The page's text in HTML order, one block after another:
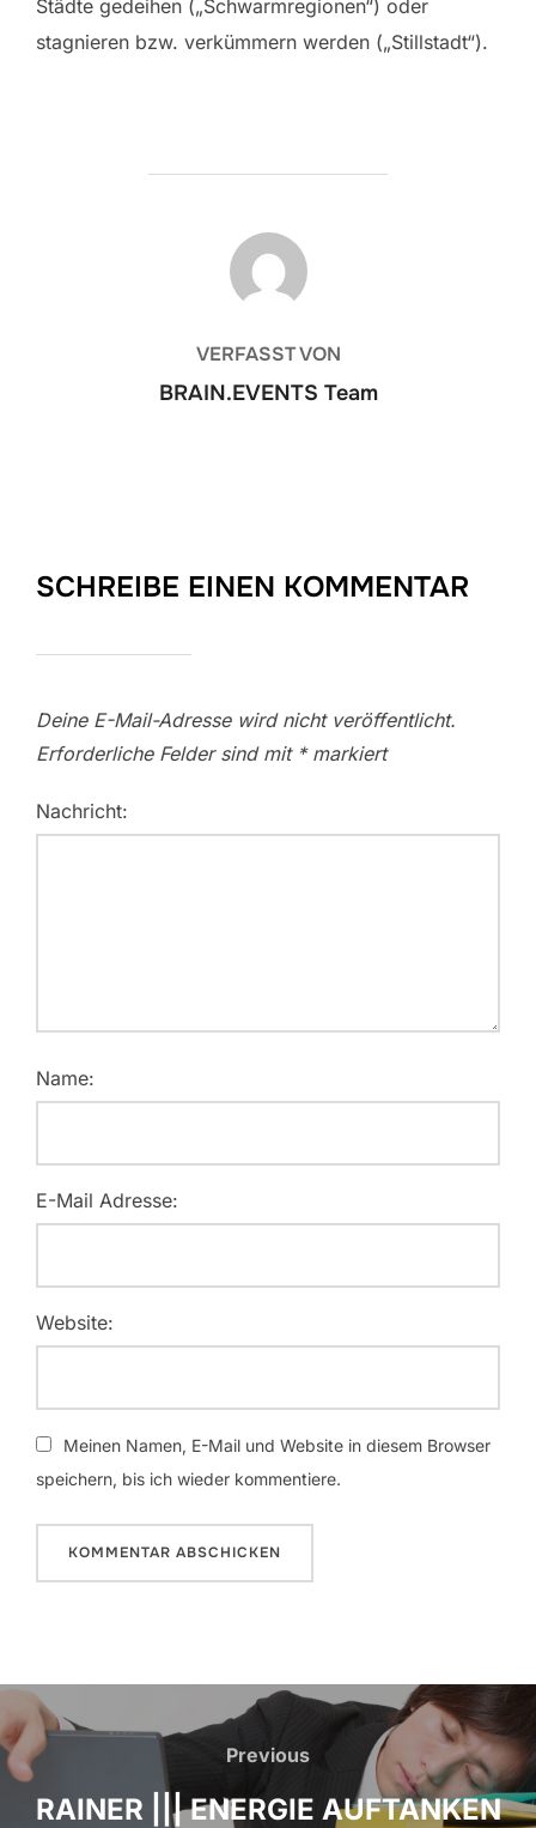
Städte gedeihen („Schwarmregionen“) oder
stagnieren bzw. verkümmern werden („Stillstadt“).
BEITRAGSAUTOR
VERFASST VON
BRAIN.EVENTS Team
SCHREIBE EINEN KOMMENTAR
Deine E-Mail-Adresse wird nicht veröffentlicht.
Erforderliche Felder sind mit *markiert
Nachricht:
Name:
E-Mail Adresse:
Website:
Meinen Namen, E-Mail und Website in diesem Browser
speichern, bis ich wieder kommentiere.
Beitrags-
Navigation
Previous
Previous
RAINER ||| ENERGIE AUFTANKEN